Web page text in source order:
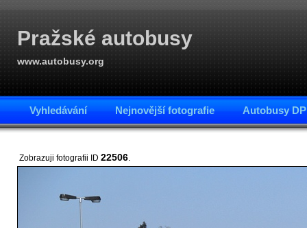
Pražské autobusy
www.autobusy.org
Vyhledávání Nejnovější fotografie Autobusy
Zobrazuji fotografii ID 22506.